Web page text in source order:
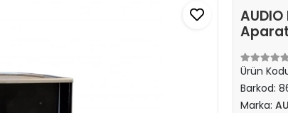
Ürün
Barkod:
Marka: